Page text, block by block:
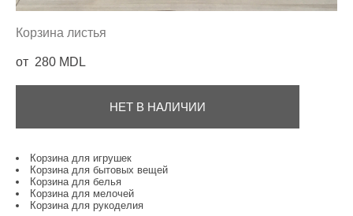
Корзина листья
от 280 MDL
НЕТ В НАЛИЧИИ
Корзина для игрушек
Корзина для бытовых вещей
Корзина для белья
Корзина для мелочей
Корзина для рукоделия